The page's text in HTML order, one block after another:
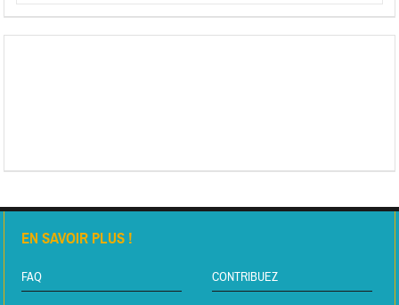
EN SAVOIR PLUS !
FAQ CONTRIBUEZ